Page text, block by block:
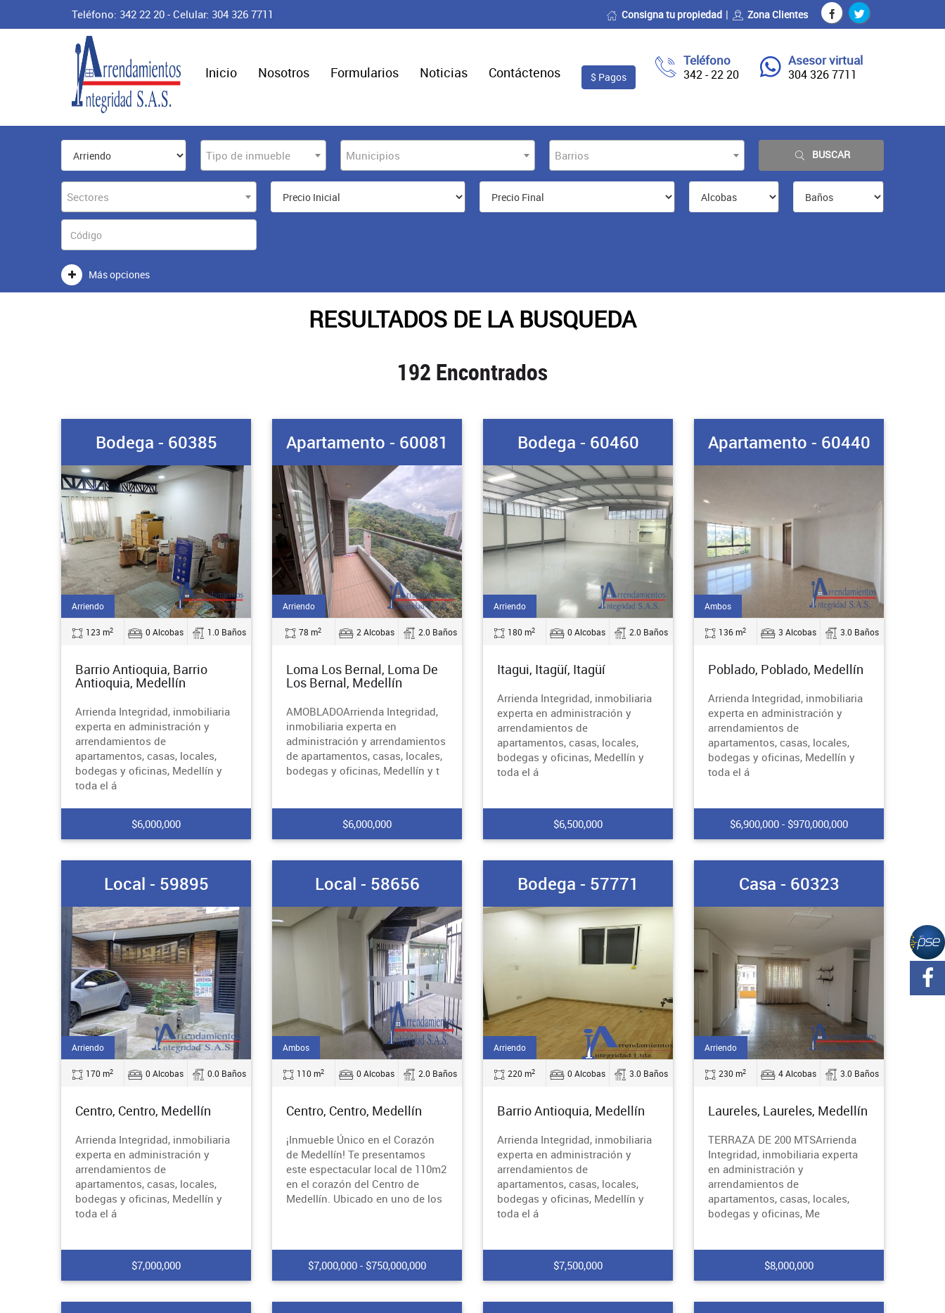
Teléfono: 342 22 20 - Celular: 304 326 7711 Consigna tu propiedad Zona Clientes
Teléfono
342 - 22 20
Asesor virtual
304 326 7711
Inicio Nosotros Formularios Noticias Contáctenos $ Pagos
Tipo de inmueble Municipios Barrios BUSCAR
Sectores
Más opciones
RESULTADOS DE LA BUSQUEDA
192 Encontrados
Bodega - 60385
Arriendo
123 m2 0 Alcobas 1.0 Baños
Barrio Antioquia, Barrio
Antioquia, Medellín
Arrienda Integridad, inmobiliaria
experta en administración y
arrendamientos de
apartamentos, casas, locales,
bodegas y oficinas, Medellín y
toda el á
$6,000,000
Apartamento - 60081
Arriendo
78 m2 2 Alcobas 2.0 Baños
Loma Los Bernal, Loma De
Los Bernal, Medellín
AMOBLADOArrienda Integridad,
inmobiliaria experta en
administración y arrendamientos
de apartamentos, casas, locales,
bodegas y oficinas, Medellín y t
$6,000,000
Bodega - 60460
Arriendo
180 m2 0 Alcobas 2.0 Baños
Itagui, Itagüí, Itagüí
Arrienda Integridad, inmobiliaria
experta en administración y
arrendamientos de
apartamentos, casas, locales,
bodegas y oficinas, Medellín y
toda el á
$6,500,000
Apartamento - 60440
Ambos
136 m2 3 Alcobas 3.0 Baños
Poblado, Poblado, Medellín
Arrienda Integridad, inmobiliaria
experta en administración y
arrendamientos de
apartamentos, casas, locales,
bodegas y oficinas, Medellín y
toda el á
$6,900,000 - $970,000,000
Local - 59895
Arriendo
170 m2 0 Alcobas 0.0 Baños
Centro, Centro, Medellín
Arrienda Integridad, inmobiliaria
experta en administración y
arrendamientos de
apartamentos, casas, locales,
bodegas y oficinas, Medellín y
toda el á
$7,000,000
Local - 58656
Ambos
110 m2 0 Alcobas 2.0 Baños
Centro, Centro, Medellín
¡Inmueble Único en el Corazón
de Medellín! Te presentamos
este espectacular local de 110m2
en el corazón del Centro de
Medellín. Ubicado en uno de los
$7,000,000 - $750,000,000
Bodega - 57771
Arriendo
220 m2 0 Alcobas 3.0 Baños
Barrio Antioquia, Medellín
Arrienda Integridad, inmobiliaria
experta en administración y
arrendamientos de
apartamentos, casas, locales,
bodegas y oficinas, Medellín y
toda el á
$7,500,000
Casa - 60323
Arriendo
230 m2 4 Alcobas 3.0 Baños
Laureles, Laureles, Medellín
TERRAZA DE 200 MTSArrienda
Integridad, inmobiliaria experta
en administración y
arrendamientos de
apartamentos, casas, locales,
bodegas y oficinas, Me
$8,000,000